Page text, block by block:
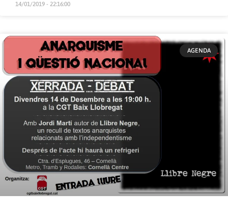
14/01/2019 - 22:16:00
AGENDA